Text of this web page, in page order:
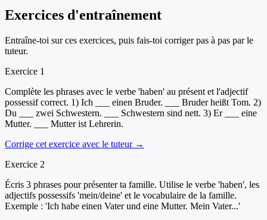
Exercices d'entraînement
Entraîne-toi sur ces exercices, puis fais-toi corriger pas à pas par le
tuteur.
Exercice 1
Complète les phrases avec le verbe 'haben' au présent et l'adjectif
possessif correct. 1) Ich ___ einen Bruder. ___ Bruder heißt Tom. 2)
Du ___ zwei Schwestern. ___ Schwestern sind nett. 3) Er ___ eine
Mutter. ___ Mutter ist Lehrerin.
Corrige cet exercice avec le tuteur →
Exercice 2
Écris 3 phrases pour présenter ta famille. Utilise le verbe 'haben', les
adjectifs possessifs 'mein/deine' et le vocabulaire de la famille.
Exemple : 'Ich habe einen Vater und eine Mutter. Mein Vater...'